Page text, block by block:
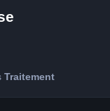
Traitement